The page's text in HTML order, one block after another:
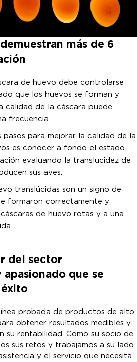
más de 6
de huevo debe controlarse
que los huevos se forman y
calidad de la cáscara puede
frecuencia.
pasos para mejorar la calidad de la
es conocer a fondo el estado
evaluando la translucidez de
sus aves.
translúcidas son un signo de
formaron correctamente y
de huevo rotas y a una
del sector
que se
probada de productos de alto
obtener resultados medibles y
su rentabilidad. Como su socio de
sus retos y trabajamos a su lado
y el servicio que necesita